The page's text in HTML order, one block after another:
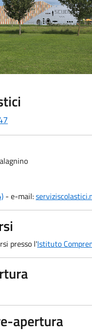
- e-mail:
presso l'Istituto
apertura